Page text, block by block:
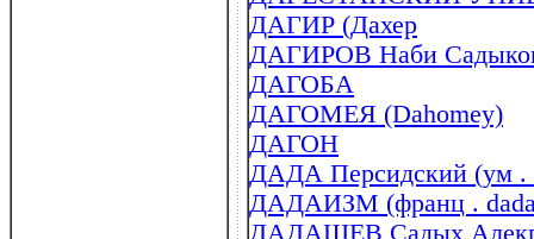
ДАГИР (Дахер
ДАГИРОВ Наби
ДАГОБА
ДАГОМЕЯ (Dahomey)
ДАГОН
ДАДА Персидский (ум .
ДАДАИЗМ (франц .